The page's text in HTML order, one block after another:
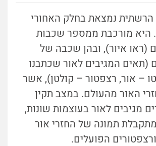
הרשתית נמצאת בחלק האחורי
היא מורכבת ממספר שכבות
(ראו איור), ובהן שכבה של
(תאים המגיבים לאור שכתבנו
[1]; פוטו – אור, רצפטור – קולטן), אשר
האור מהעולם. במצב תקין
מגיבים לאור בעוצמות שונות,
תמונה של החזרי אור
הפועלים.